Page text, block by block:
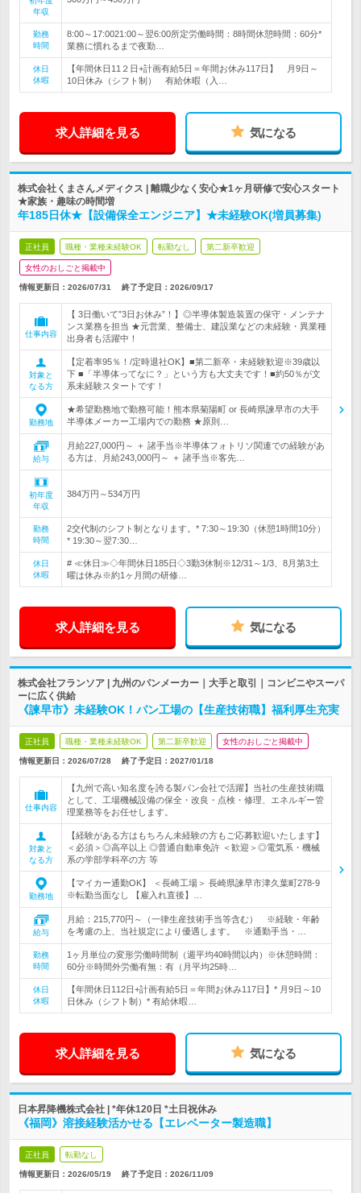
年収
勤務
時間
8:00～17:0021:00～翌6:00所定労働時間：8時間休憩時間：60分*
業務に慣れるまで夜勤…
休日
休暇
【年間休日11２日+計画有給5日＝年間お休み117日】 月9日～
10日休み（シフト制） 有給休暇（入…
求人詳細を見る 気になる
株式会社くまさんメディクス | 離職少なく安心★1ヶ月研修で安心スタート
★家族・趣味の時間増
年185日休★【設備保全エンジニア】★未経験OK(増員募集)
正社員 職種・業種未経験OK 転勤なし 第二新卒歓迎
女性のおしごと掲載中
情報更新日：2026/07/31 終了予定日： 2026/09/17
仕事内容
【 3日働いて”3日お休み”！】◎半導体製造装置の保守・メンテナ
ンス業務を担当 ★元営業、整備士、建設業などの未経験・異業種
出身者も活躍中！
対象と
なる方
【定着率95％！/定時退社OK】■第二新卒・未経験歓迎※39歳以
下 ■「半導体ってなに？」という方も大丈夫です！■約50％が文
系未経験スタートです！
勤務地
★希望勤務地で勤務可能！熊本県菊陽町 or 長崎県諫早市の大手
半導体メーカー工場内での勤務 ★原則…
給与
月給227,000円～ ＋ 諸手当※半導体フォトリソ関連での経験があ
る方は、月給243,000円～ ＋ 諸手当※客先…
初年度
年収
384万円～534万円
勤務
時間
2交代制のシフト制となります。* 7:30～19:30（休憩1時間10分）
* 19:30～翌7:30…
休日
休暇
# ≪休日≫◇年間休日185日◇3勤3休制※12/31～1/3、8月第3土
曜は休み※約1ヶ月間の研修…
求人詳細を見る 気になる
株式会社フランソア | 九州のパンメーカー｜大手と取引｜コンビニやスーパ
ーに広く供給
《諫早市》未経験OK！パン工場の【生産技術職】福利厚生充実
正社員 職種・業種未経験OK 第二新卒歓迎 女性のおしごと掲載中
情報更新日：2026/07/28 終了予定日： 2027/01/18
仕事内容
【九州で高い知名度を誇る製パン会社で活躍】当社の生産技術職
として、工場機械設備の保全・改良・点検・修理、エネルギー管
理業務等をお任せします。
対象と
なる方
【経験がある方はもちろん未経験の方もご応募歓迎いたします】
＜必須＞◎高卒以上 ◎普通自動車免許 ＜歓迎＞◎電気系・機械
系の学部学科卒の方 等
勤務地
【マイカー通勤OK】 ＜長崎工場＞ 長崎県諫早市津久葉町278-9
※転勤当面なし 【雇入れ直後】…
給与
月給：215,770円～（一律生産技術手当等含む） ※経験・年齢
を考慮の上、当社規定により優遇します。 ※通勤手当・…
勤務
時間
1ヶ月単位の変形労働時間制（週平均40時間以内）※休憩時間：
60分※時間外労働有無：有（月平均25時…
休日
休暇
【年間休日112日+計画有給5日＝年間お休み117日】* 月9日～10
日休み（シフト制）* 有給休暇…
求人詳細を見る 気になる
日本昇降機株式会社 | *年休120日 *土日祝休み
《福岡》溶接経験活かせる【エレベーター製造職】
正社員 転勤なし
情報更新日：2026/05/19 終了予定日： 2026/11/09